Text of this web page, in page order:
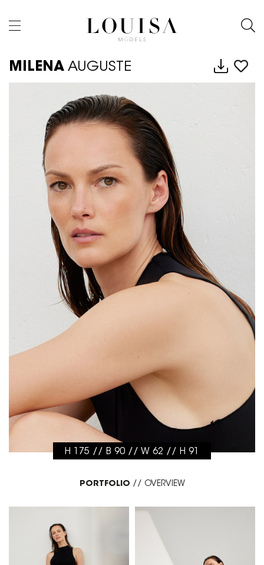
MILENA AUGUSTE
H 175 // B 90 // W 62 // H 91
PORTFOLIO // OVERVIEW